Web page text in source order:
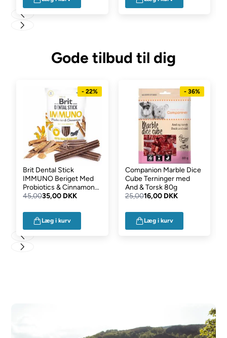
Gode tilbud til dig
- 22%
Brit Dental Stick
IMMUNO Beriget Med
Probiotics & Cinnamon
Ugepakke
45,0035,00 DKK
Læg i kurv
- 36%
Companion Marble Dice
Cube Terninger med
And & Torsk 80g
25,0016,00 DKK
Læg i kurv